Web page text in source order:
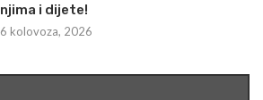
njima i dijete!
6 kolovoza, 2026